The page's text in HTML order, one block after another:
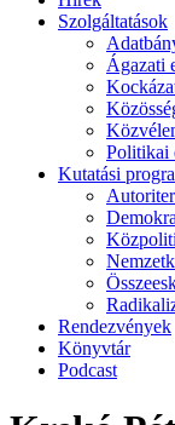
Szolgáltatások
Ágazati
Politikai
Kutatási
Rendezvények
Könyvtár
Podcast